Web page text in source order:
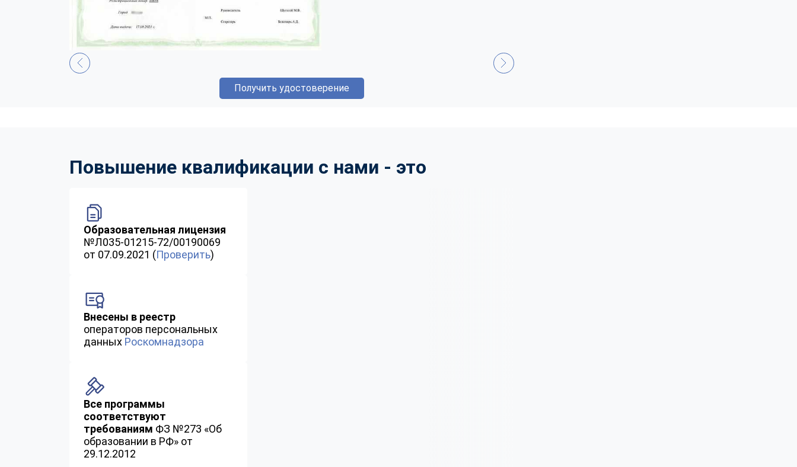
Получить удостоверение
Повышение квалификации с нами - это
Образовательная лицензия
№Л035-01215-72/00190069
от 07.09.2021 (Проверить)
Внесены в реестр
операторов персональных
данных Роскомнадзора
Все программы
соответствуют
требованиям ФЗ №273 «Об
образовании в РФ» от
29.12.2012